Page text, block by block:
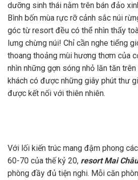
dưỡng sinh thái nằm trên bán đảo
Bình bốn mùa rực rỡ cảnh sắc núi
góc từ resort đều có thể nhìn thấy
lưng chừng núi! Chỉ cần nghe tiếng
thoang thoảng mùi hương thơm của
nhìn những gợn sóng nhỏ lăn tăn
khách có được những giây phút thư
được kết nối với thiên nhiên.
Với lối kiến trúc mang đậm phong
60-70 của thế kỷ 20, resort Mai Châu
phòng đầy đủ tiện nghi. Mỗi căn